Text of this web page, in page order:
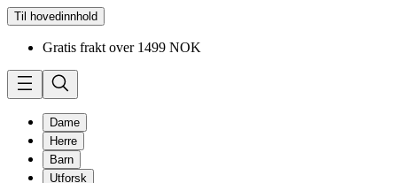
Til hovedinnhold
Gratis frakt over 1499 NOK
Dame
Herre
Barn
Utforsk